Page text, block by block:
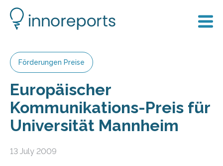
Förderungen Preise
Europäischer
Kommunikations-Preis für
Universität Mannheim
13 July 2009